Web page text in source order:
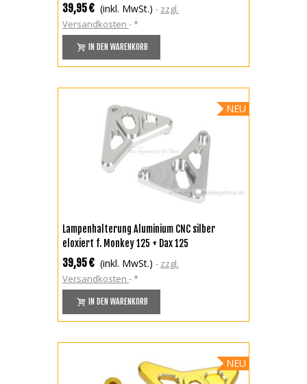
39,95 € (inkl. MwSt.)
zzgl.
Versandkosten
*
IN DEN WARENKORB
NEU
Lampenhalterung Aluminium CNC silber
eloxiert f. Monkey 125 + Dax 125
39,95 € (inkl. MwSt.)
zzgl.
Versandkosten
*
IN DEN WARENKORB
NEU